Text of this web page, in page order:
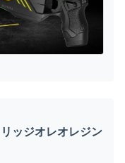
ッジオレオレジン